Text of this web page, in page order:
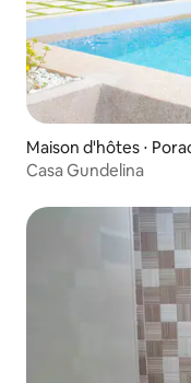
Maison d'hôtes ⋅
Casa Gundelina